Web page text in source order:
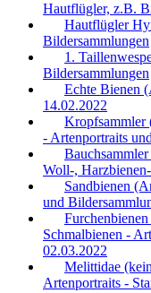
Hautflügler, z.B.
Hautflügler
Bildersammlungen
1.
Bildersammlungen
Echte Bienen
14.02.2022
Kropfsammler
- Artenportraits
Woll-,
Sandbienen
und
Schmalbienen -
02.03.2022
Melittidae
Artenportraits -